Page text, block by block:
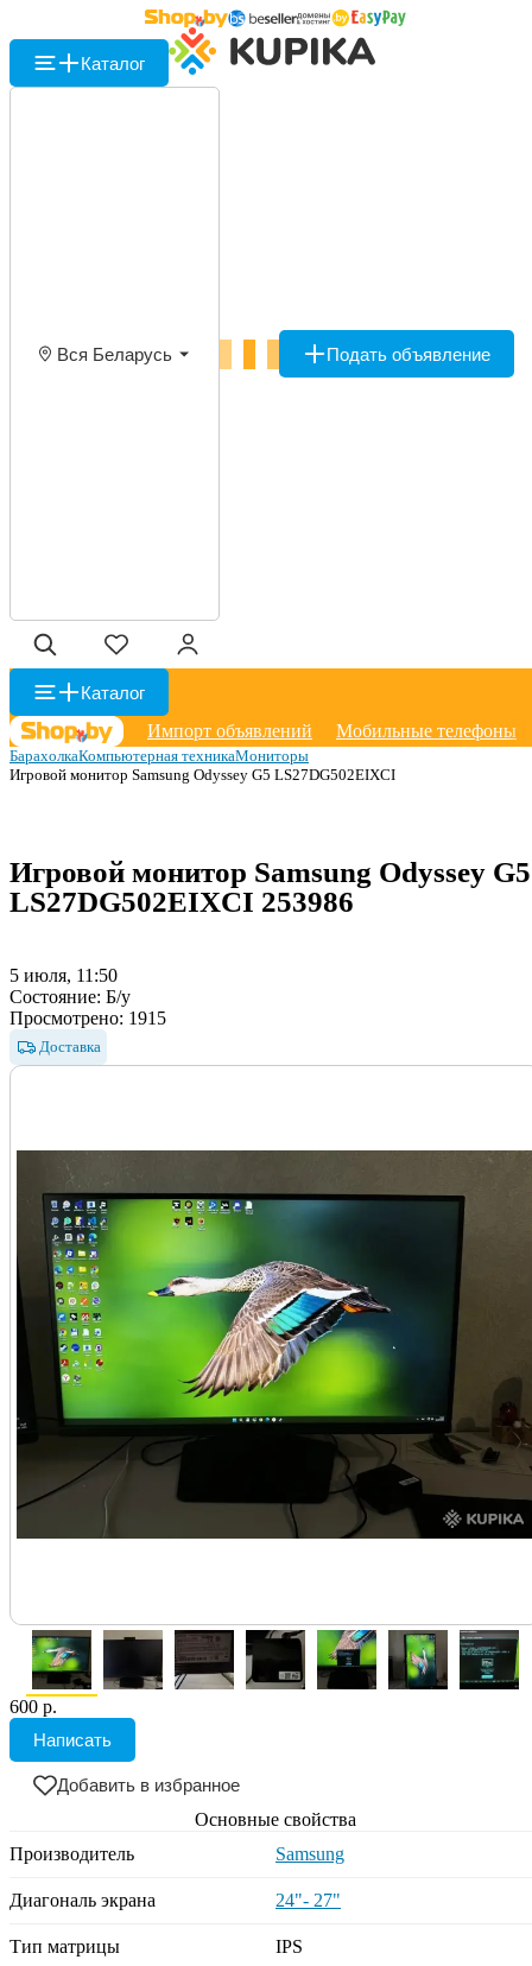
Каталог
Вся Беларусь Подать объявление
Каталог
Импорт объявлений
Мобильные телефоны
БарахолкаКомпьютерная техникаМониторы
Игровой монитор Samsung Odyssey G5 LS27DG502EIXCI
Игровой монитор Samsung Odyssey G5
LS27DG502EIXCI 253986
5 июля, 11:50
Состояние: Б/у
Просмотрено: 1915
Доставка
600 р.
Написать
Добавить в избранное
Основные свойства
Производитель
Samsung
Диагональ экрана 24"- 27"
Тип матрицы IPS